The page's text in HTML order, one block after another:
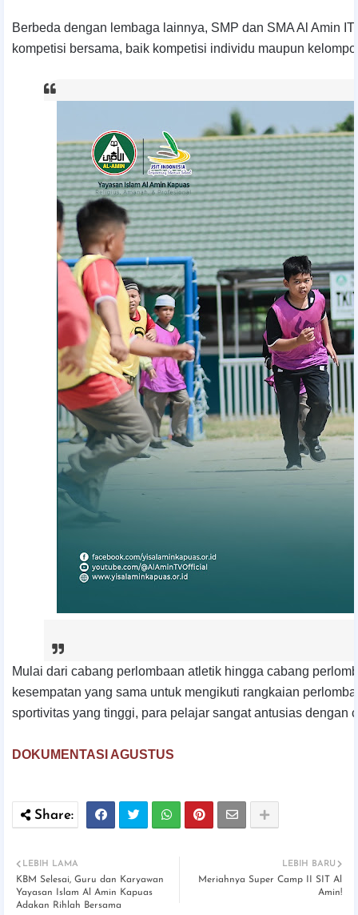
Berbeda dengan lembaga lainnya, SMP dan SMA Al Amin
kompetisi bersama, baik kompetisi individu maupun
Mulai dari cabang perlombaan atletik hingga cabang
kesempatan yang sama untuk mengikuti rangkaian
sportivitas yang tinggi, para pelajar sangat antusias dengan
DOKUMENTASI AGUSTUS
LEBIH BARU
Meriahnya Super Camp II SIT Al
Amin!
LEBIH LAMA
KBM Selesai, Guru dan Karyawan
Yayasan Islam Al Amin Kapuas
Adakan Rihlah Bersama